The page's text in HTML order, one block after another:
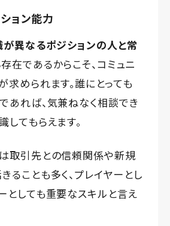
ョン能力
が異なるポジションの人と常
存在であるからこそ、コミュニ
求められます。誰にとっても
あれば、気兼ねなく相談でき
てもらえます。
取引先との信頼関係や新規
ることも多く、プレイヤーとし
としても重要なスキルと言え